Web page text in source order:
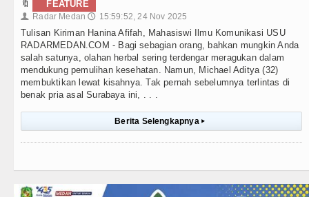
🔖 FEATURE
👤 Radar Medan 🕔 15:59:52, 24 Nov 2025
Tulisan Kiriman Hanina Afifah, Mahasiswi Ilmu Komunikasi USU
RADARMEDAN.COM - Bagi sebagian orang, bahkan mungkin Anda
salah satunya, olahan herbal sering terdengar meragukan dalam
mendukung pemulihan kesehatan. Namun, Michael Aditya (32)
membuktikan lewat kisahnya. Tak pernah sebelumnya terlintas di
benak pria asal Surabaya ini, . . .
Berita Selengkapnya ▸